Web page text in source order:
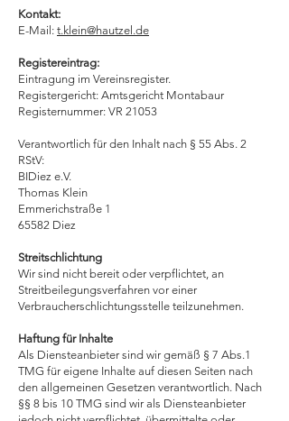
Kontakt:
E-Mail: t.klein@hautzel.de
Registereintrag:
Eintragung im Vereinsregister.
Registergericht: Amtsgericht Montabaur
Registernummer: VR 21053
Verantwortlich für den Inhalt nach § 55 Abs. 2
RStV:
BIDiez e.V.
Thomas Klein
Emmerichstraße 1
65582 Diez
Streitschlichtung
Wir sind nicht bereit oder verpflichtet, an
Streitbeilegungsverfahren vor einer
Verbraucherschlichtungsstelle teilzunehmen.
Haftung für Inhalte
Als Diensteanbieter sind wir gemäß § 7 Abs.1
TMG für eigene Inhalte auf diesen Seiten nach
den allgemeinen Gesetzen verantwortlich. Nach
§§ 8 bis 10 TMG sind wir als Diensteanbieter